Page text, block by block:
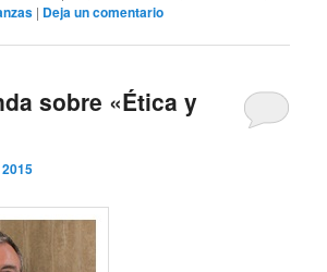
| Deja un comentario
sobre «Ética y